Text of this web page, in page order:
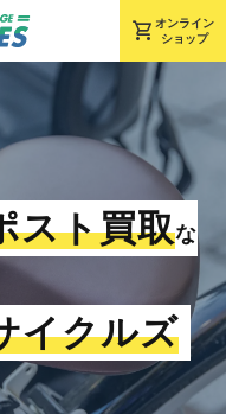
shopping_cart オンライン
ショップ
スト買取な
イクルズ